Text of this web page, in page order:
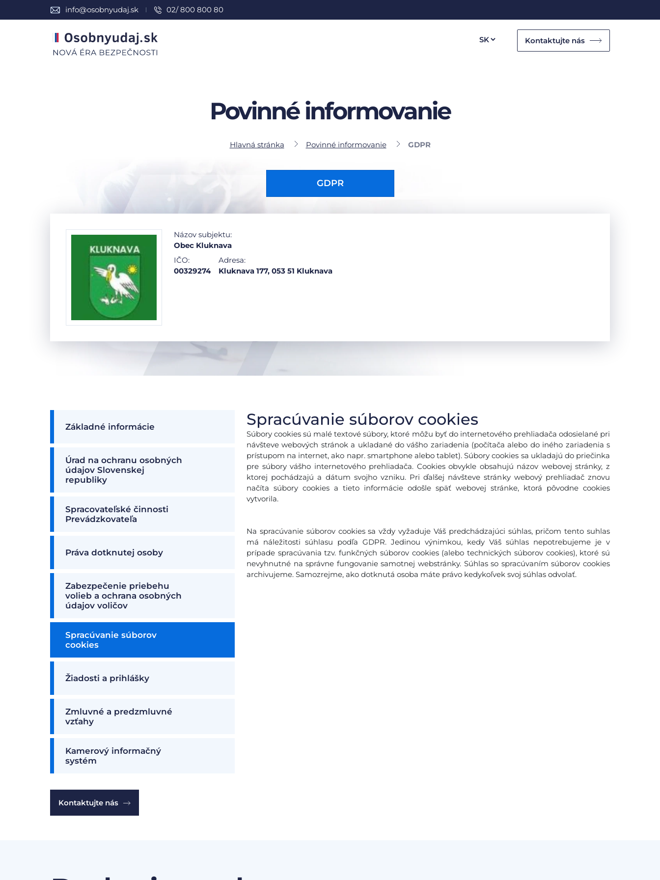
info@osobnyudaj.sk 02/ 800 800 80
Kontaktujte nás
Povinné informovanie
Hlavná stránka Povinné informovanie GDPR
GDPR
Názov subjektu:
Obec Kluknava
IČO:
00329274
Adresa:
Kluknava 177, 053 51 Kluknava
Základné informácie
Úrad na ochranu osobných
údajov Slovenskej
republiky
Spracovateľské činnosti
Prevádzkovateľa
Práva dotknutej osoby
Zabezpečenie priebehu
volieb a ochrana osobných
údajov voličov
Spracúvanie súborov
cookies
Žiadosti a prihlášky
Zmluvné a predzmluvné
vzťahy
Kamerový informačný
systém
Kontaktujte nás
Spracúvanie súborov cookies
Súbory cookies sú malé textové súbory, ktoré môžu byť do internetového prehliadača odosielané pri
návšteve webových stránok a ukladané do vášho zariadenia (počítača alebo do iného zariadenia s
prístupom na internet, ako napr. smartphone alebo tablet). Súbory cookies sa ukladajú do priečinka
pre súbory vášho internetového prehliadača. Cookies obvykle obsahujú názov webovej stránky, z
ktorej pochádzajú a dátum svojho vzniku. Pri ďalšej návšteve stránky webový prehliadač znovu
načíta súbory cookies a tieto informácie odošle späť webovej stránke, ktorá pôvodne cookies
vytvorila.
Na spracúvanie súborov cookies sa vždy vyžaduje Váš predchádzajúci súhlas, pričom tento suhlas
má náležitosti súhlasu podľa GDPR. Jedinou výnimkou, kedy Váš súhlas nepotrebujeme je v
prípade spracúvania tzv. funkčných súborov cookies (alebo technických súborov cookies), ktoré sú
nevyhnutné na správne fungovanie samotnej webstránky. Súhlas so spracúvaním súborov cookies
archivujeme. Samozrejme, ako dotknutá osoba máte právo kedykoľvek svoj súhlas odvolať.